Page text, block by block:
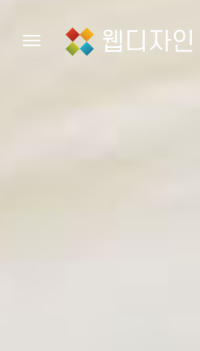
Toggle navigation
웹디자